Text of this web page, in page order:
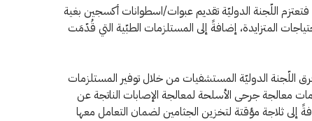
اللّجنة الدوليّة تقديم عبوات/اسطوانات أكسجين بغية
المتزايدة، إضافةً إلى المستلزمات الطبّية التي قُدّمَت
الدوليّة المستشفيات من خلال توفير المستلزمات
معالجة جرحى الأسلحة لمعالجة الإصابات الناتجة عن
إلى ثلاجة مؤقتة لتخزين الجثامين لضمان التعامل معها